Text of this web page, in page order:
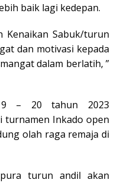
baik lagi kedepan.
Kenaikan Sabuk/turun
dan motivasi kepada
dalam berlatih, ”
– 20 tahun 2023
turnamen Inkado open
olah raga remaja di
turun andil akan